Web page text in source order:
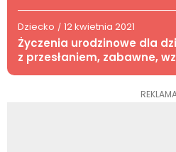
Dziecko / 12 kwietnia 2021
Życzenia urodzinowe dla
z przesłaniem, zabawne,